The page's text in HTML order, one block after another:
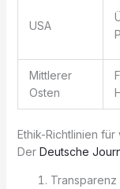
USA
Mittlerer
Osten
Ethik-Richtlinien
Der Deutsche